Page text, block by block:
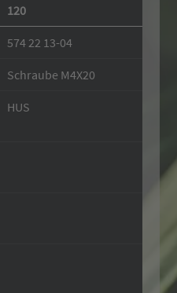
120
574 22 13-04
Schraube M4X20
HUS